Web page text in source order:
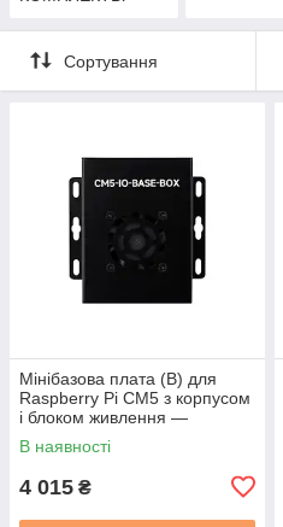
Сортування
Мінібазова плата (B) для
Raspberry Pi CM5 з корпусом
і блоком живлення —
Waveshare 31234
В наявності
4 015 ₴